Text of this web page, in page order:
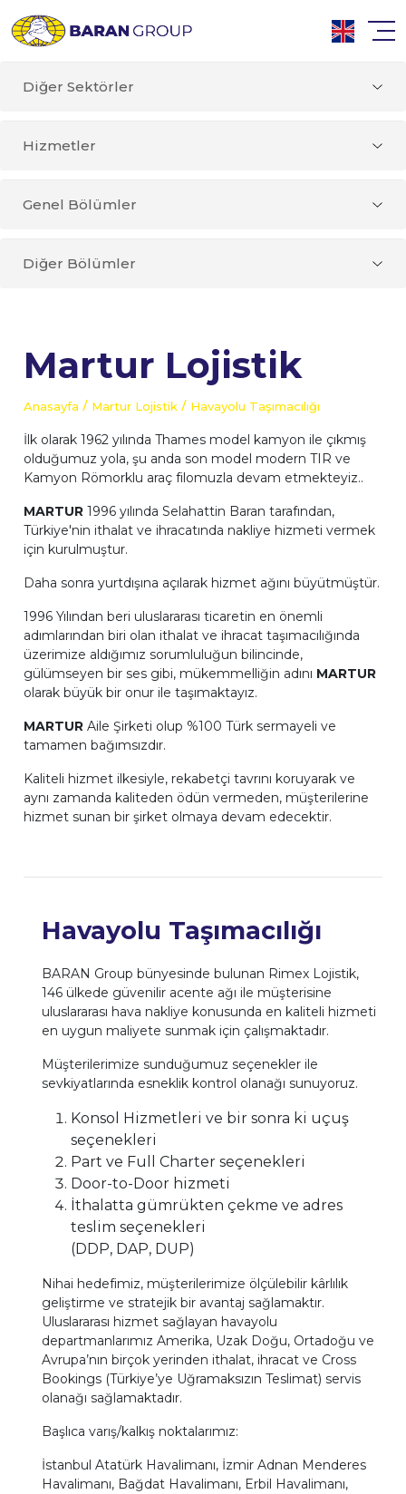
Diğer Sektörler
Hizmetler
Genel Bölümler
Diğer Bölümler
Martur Lojistik
Anasayfa / Martur Lojistik / Havayolu Taşımacılığı
İlk olarak 1962 yılında Thames model kamyon ile çıkmış
olduğumuz yola, şu anda son model modern TIR ve
Kamyon Römorklu araç filomuzla devam etmekteyiz..
MARTUR 1996 yılında Selahattin Baran tarafından,
Türkiye'nin ithalat ve ihracatında nakliye hizmeti vermek
için kurulmuştur.
Daha sonra yurtdışına açılarak hizmet ağını büyütmüştür.
1996 Yılından beri uluslararası ticaretin en önemli
adımlarından biri olan ithalat ve ihracat taşımacılığında
üzerimize aldığımız sorumluluğun bilincinde,
gülümseyen bir ses gibi, mükemmelliğin adını MARTUR
olarak büyük bir onur ile taşımaktayız.
MARTUR Aile Şirketi olup %100 Türk sermayeli ve
tamamen bağımsızdır.
Kaliteli hizmet ilkesiyle, rekabetçi tavrını koruyarak ve
aynı zamanda kaliteden ödün vermeden, müşterilerine
hizmet sunan bir şirket olmaya devam edecektir.
Havayolu Taşımacılığı
BARAN Group bünyesinde bulunan Rimex Lojistik,
146 ülkede güvenilir acente ağı ile müşterisine
uluslararası hava nakliye konusunda en kaliteli hizmeti
en uygun maliyete sunmak için çalışmaktadır.
Müşterilerimize sunduğumuz seçenekler ile
sevkiyatlarında esneklik kontrol olanağı sunuyoruz.
Konsol Hizmetleri ve bir sonra ki uçuş
seçenekleri
Part ve Full Charter seçenekleri
Door-to-Door hizmeti
İthalatta gümrükten çekme ve adres
teslim seçenekleri
(DDP, DAP, DUP)
Nihai hedefimiz, müşterilerimize ölçülebilir kârlılık
geliştirme ve stratejik bir avantaj sağlamaktır.
Uluslararası hizmet sağlayan havayolu
departmanlarımız Amerika, Uzak Doğu, Ortadoğu ve
Avrupa’nın birçok yerinden ithalat, ihracat ve Cross
Bookings (Türkiye’ye Uğramaksızın Teslimat) servis
olanağı sağlamaktadır.
Başlıca varış/kalkış noktalarımız:
İstanbul Atatürk Havalimanı, İzmir Adnan Menderes
Havalimanı, Bağdat Havalimanı, Erbil Havalimanı,